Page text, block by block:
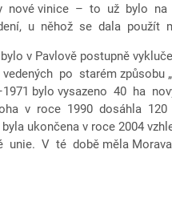
nové vinice – to už bylo na
u něhož se dala použít
v Pavlově postupně
po starém způsobu
bylo vysazeno 40 ha
v roce 1990 dosáhla 120
ukončena v roce 2004
unie. V té době měla Morava